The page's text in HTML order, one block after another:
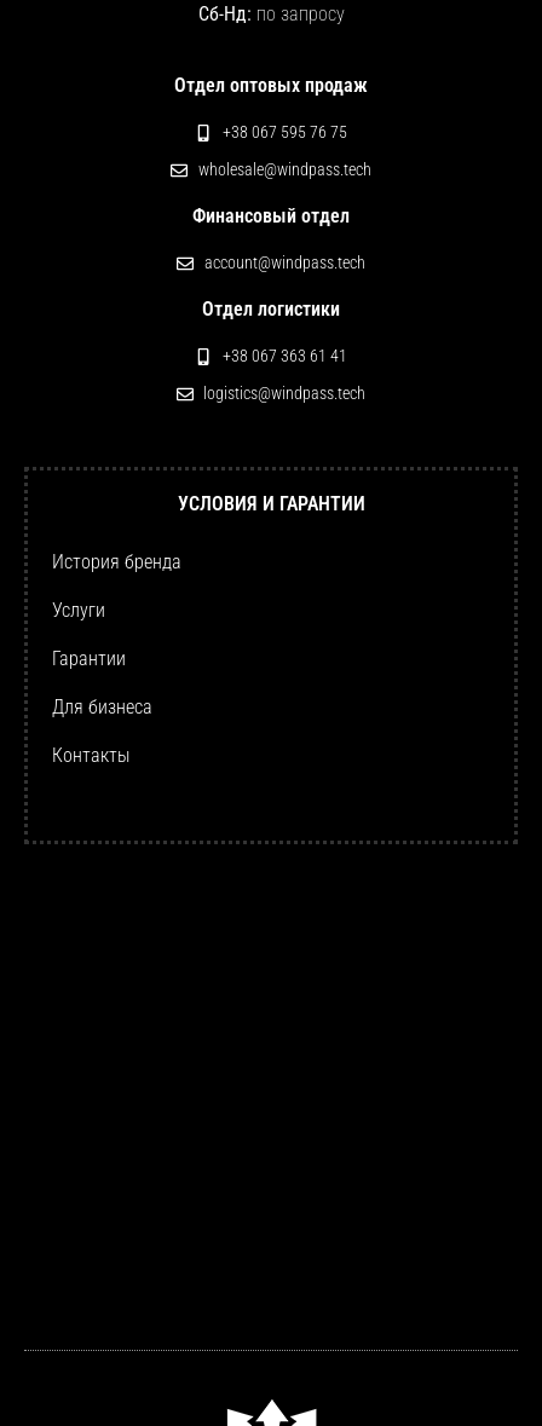
Сб-Нд: по запросу
Отдел оптовых продаж
+38 067 595 76 75
wholesale@windpass.tech
Финансовый отдел
account@windpass.tech
Отдел логистики
+38 067 363 61 41
logistics@windpass.tech
УСЛОВИЯ И ГАРАНТИИ
История бренда
Услуги
Гарантии
Для бизнеса
Контакты